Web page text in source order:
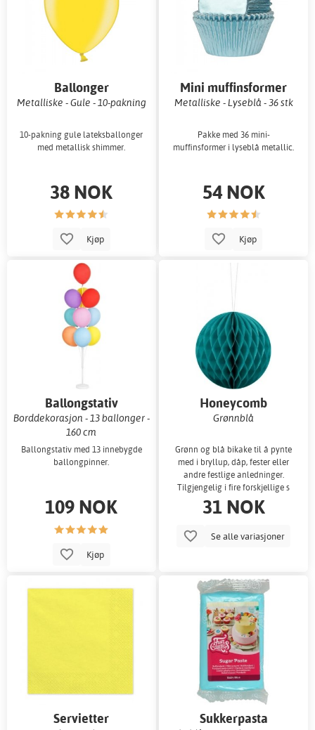
Ballonger
Metalliske - Gule - 10-pakning
10-pakning gule lateksballonger
med metallisk shimmer.
38 NOK
Kjøp
Mini muffinsformer
Metalliske - Lyseblå - 36 stk
Pakke med 36 mini-
muffinsformer i lyseblå metallic.
54 NOK
Kjøp
Ballongstativ
Borddekorasjon - 13 ballonger -
160 cm
Ballongstativ med 13 innebygde
ballongpinner.
109 NOK
Kjøp
Honeycomb
Grønnblå
Grønn og blå bikake til å pynte
med i bryllup, dåp, fester eller
andre festlige anledninger.
Tilgjengelig i fire forskjellige s
31 NOK
Se alle variasjoner
Servietter Sukkerpasta